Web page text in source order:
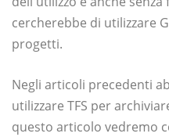
cercherebbe di utilizzare
progetti.
Negli articoli precedenti
utilizzare TFS per
questo articolo vedremo